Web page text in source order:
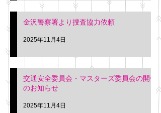
金沢警察署より捜査協力依頼
2025年11月4日
交通安全委員会・マスターズ委員会の開催
のお知らせ
2025年11月4日